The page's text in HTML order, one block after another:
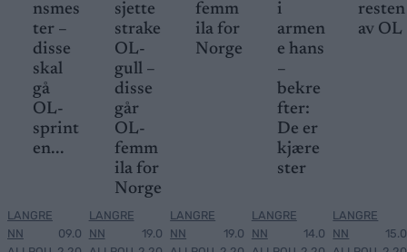
nsmes
ter –
disse
skal
gå
OL-
sprint
en...
LANGRE
NN
09.0
sjette
strake
OL-
gull –
disse
går
OL-
femm
ila for
Norge
LANGRE
NN
19.0
femm
ila for
Norge
LANGRE
NN
19.0
i
armen
e hans
–
bekre
fter:
De er
kjære
ster
LANGRE
NN
14.0
resten
av OL
LANGRE
NN
15.0